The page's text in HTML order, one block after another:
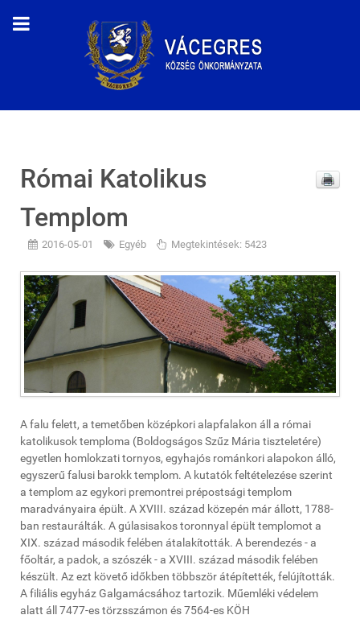
Római Katolikus
Templom
2016-05-01 Egyéb Megtekintések: 5423
A falu felett, a temetőben középkori alapfalakon áll a római
katolikusok temploma (Boldogságos Szűz Mária tiszteletére)
egyetlen homlokzati tornyos, egyhajós románkori alapokon álló,
egyszerű falusi barokk templom. A kutatók feltételezése szerint
a templom az egykori premontrei prépostsági templom
maradványaira épült. A XVIII. század közepén már állott, 1788-
ban restaurálták. A gúlasisakos toronnyal épült templomot a
XIX. század második felében átalakították. A berendezés - a
főoltár, a padok, a szószék - a XVIII. század második felében
készült. Az ezt követő időkben többször átépítették, felújították.
A filiális egyház Galgamácsához tartozik. Műemléki védelem
alatt áll 7477-es törzsszámon és 7564-es KÖH